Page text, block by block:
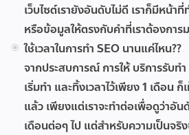
เว็บไซต์เรายังอันดับไม่ดี เราก็มีหน้า
หรือข้อมูลให้ตรงกับคำที่เราต้องการ
ใช้เวลาในการทำ SEO นานแค่ไหน??
จากประสบการณ์ การให้ บริการรับท
เริ่มทำ และทิ้งเวลาไว้เพียง 1 เดือน
แล้ว เพียงแต่เราจะทำต่อเพื่อดูว่าอัน
เดือนต่อๆ ไป แต่สำหรับความเป็นจริ